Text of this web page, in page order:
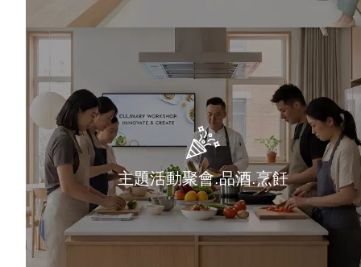
主題活動聚會.品酒.烹飪